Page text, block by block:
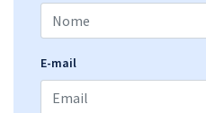
R$
Economize
E-mail